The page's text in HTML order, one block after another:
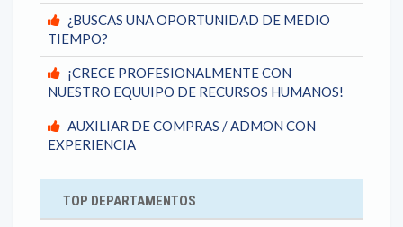
¿BUSCAS UNA OPORTUNIDAD DE MEDIO
TIEMPO?
¡CRECE PROFESIONALMENTE CON
NUESTRO EQUUIPO DE RECURSOS HUMANOS!
AUXILIAR DE COMPRAS / ADMON CON
EXPERIENCIA
TOP DEPARTAMENTOS